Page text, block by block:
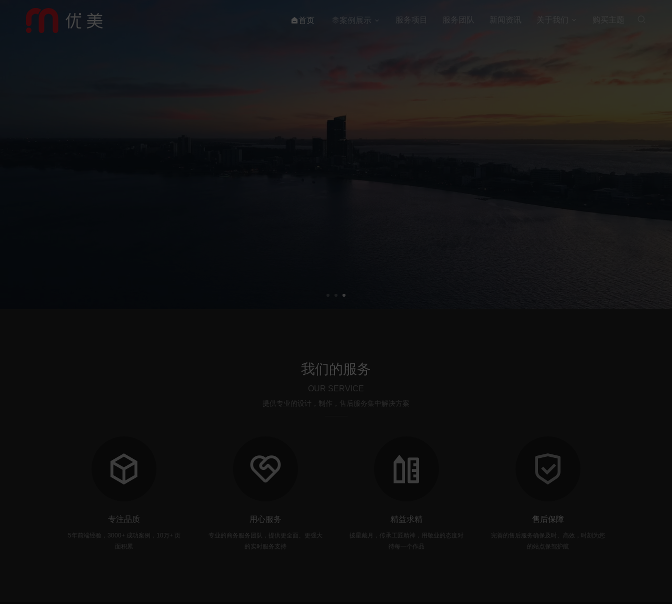
首页 案例展示 服务项目 服务团队 新闻资讯 关于我们
我们的服务
OUR SERVICE
提供专业的设计，制作，售后服务集中解决方案
专注品质
5年前端经验，3000+ 成功案例，10万+ 页
面积累
用心服务
专业的商务服务团队，提供更全面、更强大
的实时服务支持
精益求精
披星戴月，传承工匠精神，用敬业的态度对
待每一个作品
售后保障
完善的售后服务确保及时、高效，时刻为您
的站点保驾护航